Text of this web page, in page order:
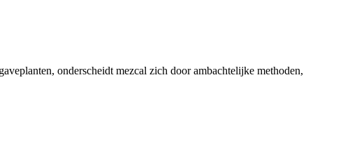
onderscheidt mezcal zich door ambachtelijke methoden,